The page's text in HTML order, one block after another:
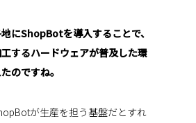
にShopBotを導入することで、
するハードウェアが普及した環
のですね。
が生産を担う基盤だとすれ